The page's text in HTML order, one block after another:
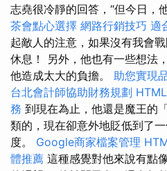
志堯很冷靜的回答，“但今日，
茶會點心選擇 網路行銷技巧 適
起敵人的注意，如果沒有我會
休息！ 另外，他也有一些想法
他造成太大的負擔。 助您實現
台北會計師協助財務規劃
務 到現在為止，他還是魔王的
類的，現在卻意外地貶低到了
度。 Google商家檔案管理
體推薦 這種感覺對他來說有點